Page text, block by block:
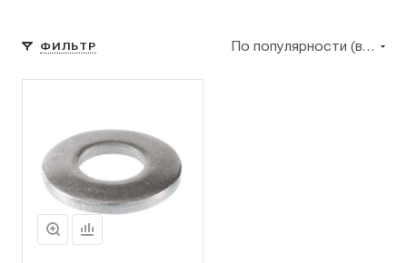
ФИЛЬТР По популярности (возрастание)